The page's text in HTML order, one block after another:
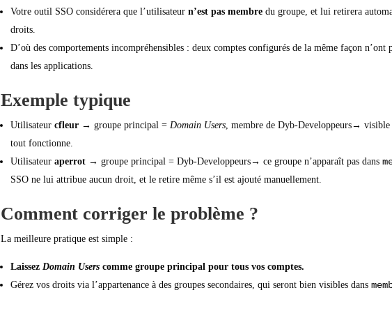
Votre outil SSO considérera que l’utilisateurn’est pas membre du groupe, et lui retirera
droits.
D’où des comportements incompréhensibles : deux comptes configurés de la même façon n’ont
dans les applications.
Exemple typique
Utilisateurcfleur → groupe principal =Domain Users, membre de Dyb-Developpeurs→
tout fonctionne.
Utilisateuraperrot → groupe principal = Dyb-Developpeurs→ ce groupe n’apparaît pas dans
SSO ne lui attribue aucun droit, et le retire même s’il est ajouté manuellement.
Comment corriger le problème ?
La meilleure pratique est simple :
LaissezDomain Users comme groupe principal pour tous vos comptes.
Gérez vos droits via l’appartenance à des groupes secondaires, qui seront bien visibles dans